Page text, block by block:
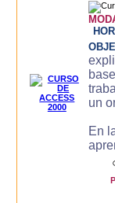
un
En